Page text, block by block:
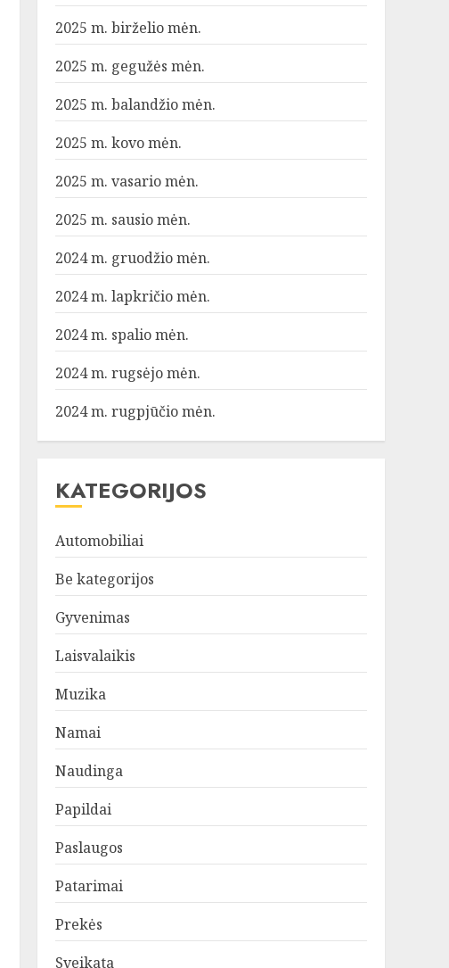
2025 m. birželio mėn.
2025 m. gegužės mėn.
2025 m. balandžio mėn.
2025 m. kovo mėn.
2025 m. vasario mėn.
2025 m. sausio mėn.
2024 m. gruodžio mėn.
2024 m. lapkričio mėn.
2024 m. spalio mėn.
2024 m. rugsėjo mėn.
2024 m. rugpjūčio mėn.
KATEGORIJOS
Automobiliai
Be kategorijos
Gyvenimas
Laisvalaikis
Muzika
Namai
Naudinga
Papildai
Paslaugos
Patarimai
Prekės
Sveikata